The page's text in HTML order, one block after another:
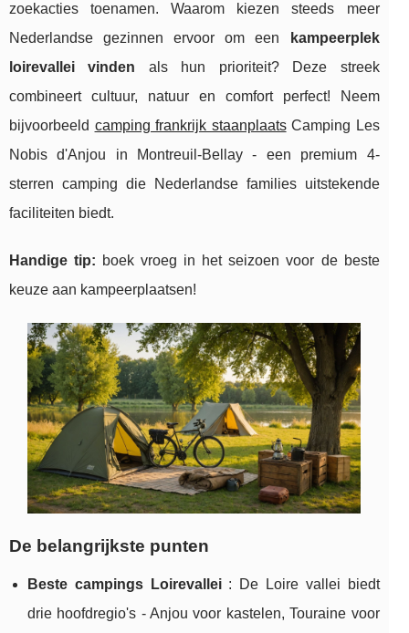
zoekacties toenamen. Waarom kiezen steeds meer
Nederlandse gezinnen ervoor om een
kampeerplek
loirevallei vinden als hun prioriteit? Deze streek
combineert cultuur, natuur en comfort perfect! Neem
bijvoorbeeld camping frankrijk staanplaatsCamping Les
Nobis d'Anjou in Montreuil-Bellay - een premium 4-
sterren camping die Nederlandse families uitstekende
faciliteiten biedt.
Handige tip: boek vroeg in het seizoen voor de beste
keuze aan kampeerplaatsen!
De belangrijkste punten
Beste campings Loirevallei: De Loire vallei biedt
drie hoofdregio's - Anjou voor kastelen, Touraine voor